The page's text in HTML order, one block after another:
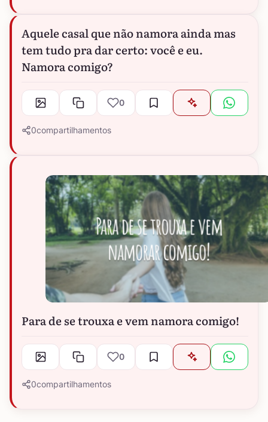
Aquele casal que não namora ainda mas
tem tudo pra dar certo: você e eu.
Namora comigo?
0
0compartilhamentos
Para de se trouxa e vem namora comigo!
0
0compartilhamentos